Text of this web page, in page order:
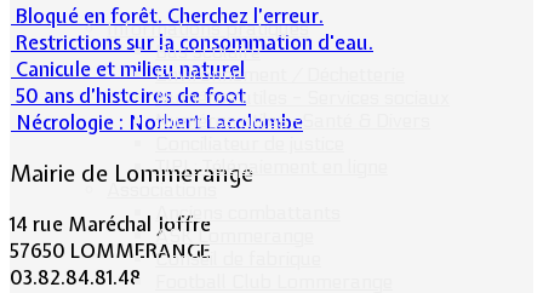
Informations pratiques
Bus scolaire
Environnement / Déchetterie
Numéros utiles - Services sociaux
Numéros utiles -Santé & Divers
TIPI : Télépaiement en ligne
Associations
Anciens combattants
ASK Lommerange
Conseil de fabrique
Bloqué en forêt. Cherchez l’erreur.
Restrictions sur la consommation d'eau.
Canicule et milieu naturel
50 ans d’histoires de foot
Nécrologie : Norbert Lacolombe
Mairie de Lommerange
14 rue Maréchal Joffre
57650 LOMMERANGE
03.82.84.81.48